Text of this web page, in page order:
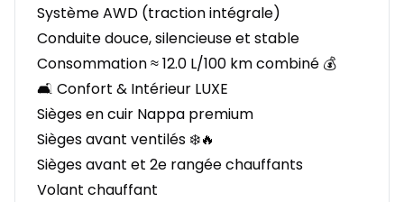
Système AWD (traction intégrale)
Conduite douce, silencieuse et stable
Consommation ≈ 12.0 L/100 km combiné 💰
🛋️ Confort & Intérieur LUXE
Sièges en cuir Nappa premium
Sièges avant ventilés ❄️🔥
Sièges avant et 2e rangée chauffants
Volant chauffant